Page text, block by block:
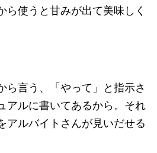
ら使うと甘みが出て美味しく
ら言う、「やって」と指示さ
アルに書いてあるから。それ
アルバイトさんが見いだせる